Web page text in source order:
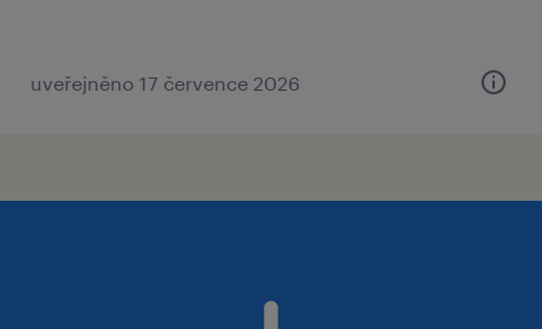
uveřejněno 17 července 2026